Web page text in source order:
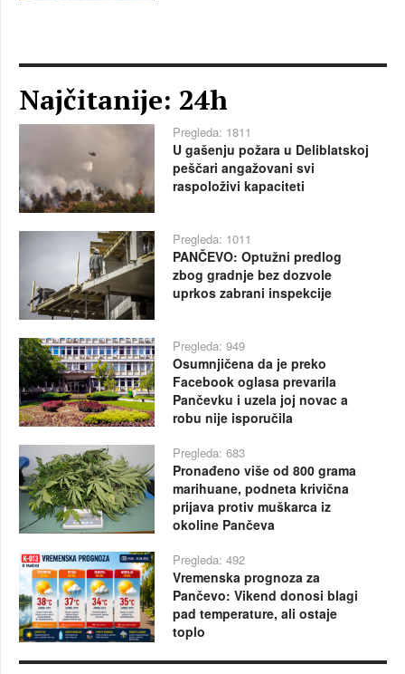
Najčitanije: 24h
Pregleda: 1811
U gašenju požara u Deliblatskoj
peščari angažovani svi
raspoloživi kapaciteti
Pregleda: 1011
PANČEVO: Optužni predlog
zbog gradnje bez dozvole
uprkos zabrani inspekcije
Pregleda: 949
Osumnjičena da je preko
Facebook oglasa prevarila
Pančevku i uzela joj novac a
robu nije isporučila
Pregleda: 683
Pronađeno više od 800 grama
marihuane, podneta krivična
prijava protiv muškarca iz
okoline Pančeva
Pregleda: 492
Vremenska prognoza za
Pančevo: Vikend donosi blagi
pad temperature, ali ostaje
toplo